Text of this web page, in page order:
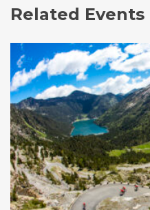
Related Events